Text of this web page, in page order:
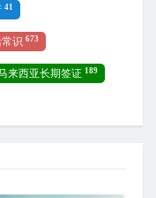
41
识 673
来西亚长期签证 189